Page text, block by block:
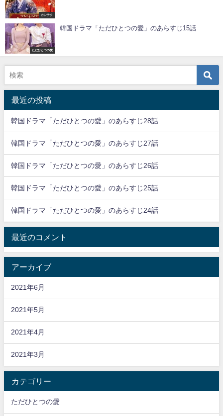
カンテク
ただひとつの愛
韓国ドラマ「ただひとつの愛」のあらすじ15話
最近の投稿
韓国ドラマ「ただひとつの愛」のあらすじ28話
韓国ドラマ「ただひとつの愛」のあらすじ27話
韓国ドラマ「ただひとつの愛」のあらすじ26話
韓国ドラマ「ただひとつの愛」のあらすじ25話
韓国ドラマ「ただひとつの愛」のあらすじ24話
最近のコメント
アーカイブ
2021年6月
2021年5月
2021年4月
2021年3月
カテゴリー
ただひとつの愛